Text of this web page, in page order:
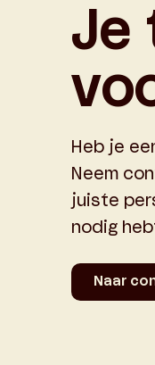
Je
Heb je
Neem
juiste
nodig
Naar